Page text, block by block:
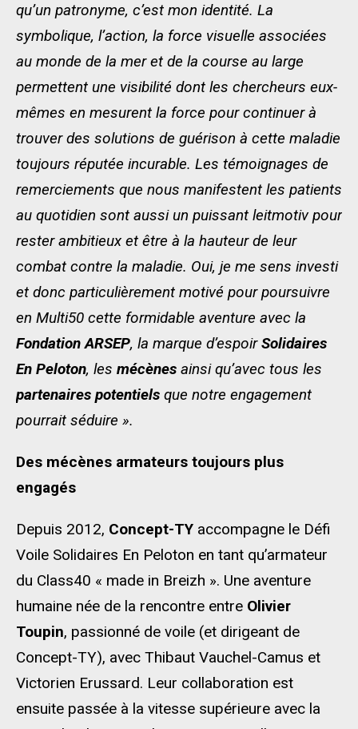
qu’un patronyme, c’est mon identité. La
symbolique, l’action, la force visuelle associées
au monde de la mer et de la course au large
permettent une visibilité dont les chercheurs eux-
mêmes en mesurent la force pour continuer à
trouver des solutions de guérison à cette maladie
toujours réputée incurable. Les témoignages de
remerciements que nous manifestent les patients
au quotidien sont aussi un puissant leitmotiv pour
rester ambitieux et être à la hauteur de leur
combat contre la maladie. Oui, je me sens investi
et donc particulièrement motivé pour poursuivre
en Multi50 cette formidable aventure avec la
Fondation ARSEP, la marque d’espoirSolidaires
En Peloton, les mécènes ainsi qu’avec tous les
partenaires potentiels que notre engagement
pourrait séduire ».
Des mécènes armateurs toujours plus
engagés
Depuis 2012, Concept-TY accompagne le Défi
Voile Solidaires En Peloton en tant qu’armateur
du Class40 « made in Breizh ». Une aventure
humaine née de la rencontre entre Olivier
Toupin, passionné de voile (et dirigeant de
Concept-TY), avec Thibaut Vauchel-Camus et
Victorien Erussard. Leur collaboration est
ensuite passée à la vitesse supérieure avec la